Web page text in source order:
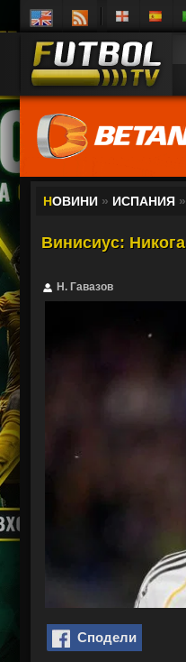
НОВИНИ » ИСПАНИЯ »
Винисиус:
Н. Гавазов
Сподели